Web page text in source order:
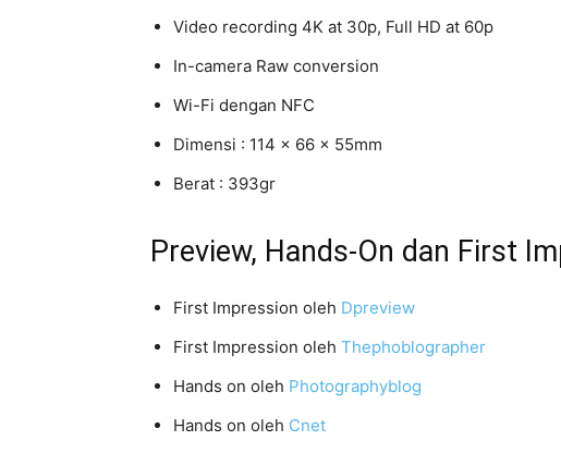
Video recording 4K at 30p, Full HD at 60p
In-camera Raw conversion
Wi-Fi dengan NFC
Dimensi : 114 x 66 x 55mm
Berat : 393gr
Preview, Hands-On dan First
First Impression oleh Dpreview
First Impression oleh Thephoblographer
Hands on oleh Photographyblog
Hands on oleh Cnet